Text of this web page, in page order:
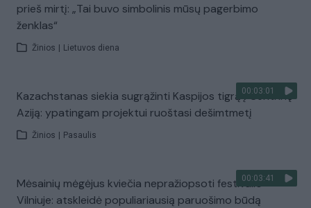
prieš mirtį: „Tai buvo simbolinis mūsų pagerbimo
ženklas“
Žinios Lietuvos diena
00:03:01
Kazachstanas siekia sugrąžinti Kaspijos tigrą į Centrinę
Aziją: ypatingam projektui ruoštasi dešimtmetį
Žinios Pasaulis
00:03:41
Mėsainių mėgėjus kviečia nepražiopsoti festivalio
Vilniuje: atskleidė populiariausią paruošimo būdą